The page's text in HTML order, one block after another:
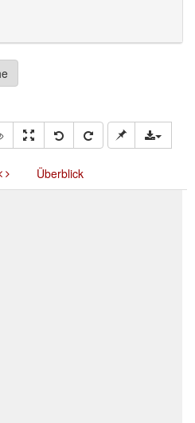
Überblick